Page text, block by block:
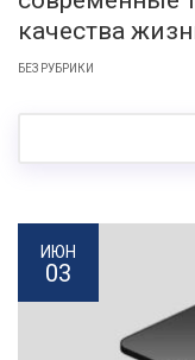
качества
БЕЗ РУБРИКИ
ИЮН
03